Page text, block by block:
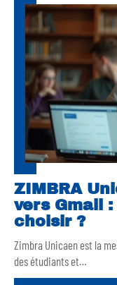
ZIMBRA
vers Gmail
choisir ?
Zimbra Unicaen est la
des étudiants et…